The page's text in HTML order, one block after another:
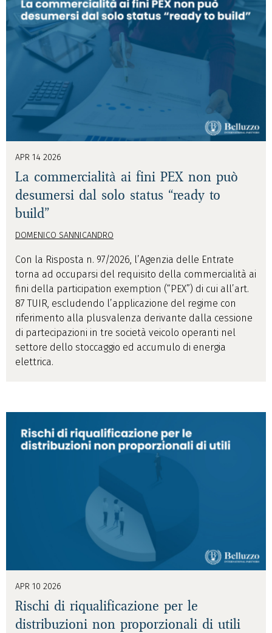
APR 14 2026
La commercialità ai fini PEX non può
desumersi dal solo status “ready to
build”
DOMENICO SANNICANDRO
Con la Risposta n. 97/2026, l’Agenzia delle Entrate
torna ad occuparsi del requisito della commercialità ai
fini della participation exemption (“PEX”) di cui all’art.
87 TUIR, escludendo l’applicazione del regime con
riferimento alla plusvalenza derivante dalla cessione
di partecipazioni in tre società veicolo operanti nel
settore dello stoccaggio ed accumulo di energia
elettrica.
APR 10 2026
Rischi di riqualificazione per le
distribuzioni non proporzionali di utili